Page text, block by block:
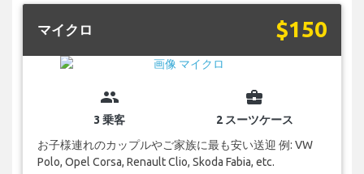
マイクロ $150
group
3 乗客
business_center
2 スーツケース
お子様連れのカップルやご家族に最も安い送迎 例: VW
Polo, Opel Corsa, Renault Clio, Skoda Fabia, etc.